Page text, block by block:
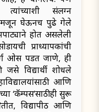
त्यांच्याशी संलग्न
समजून घेऊनच पुढे गेले
होत असलेली
प्राध्यापकांची
ओस पडत जाणे, ही
विद्यार्थी शोधले
आणि
‘कॅम्पस’साठीही सुरू
विद्यापीठ आणि